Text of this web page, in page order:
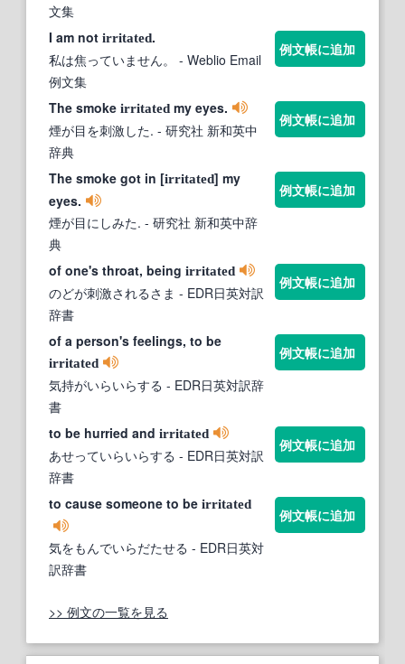
文集
I am not irritated.
私は焦っていません。
- Weblio Email
例文集
例文帳に追加
The smoke irritated my eyes.
煙が目を刺激した. - 研究社 新和英中
辞典
例文帳に追加
The smoke got in [irritated] my
eyes.
煙が目にしみた. - 研究社 新和英中辞
典
例文帳に追加
of one's throat, being irritated
のどが刺激されるさま - EDR日英対訳
辞書
例文帳に追加
of a person's feelings, to be
irritated
気持がいらいらする - EDR日英対訳辞
書
例文帳に追加
to be hurried and irritated
あせっていらいらする - EDR日英対訳
辞書
例文帳に追加
to cause someone to be irritated
気をもんでいらだたせる - EDR日英対
訳辞書
例文帳に追加
>> 例文の一覧を見る